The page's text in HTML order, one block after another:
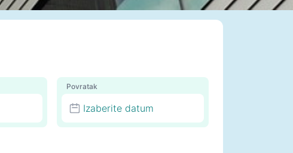
Povratak
Izaberite datum